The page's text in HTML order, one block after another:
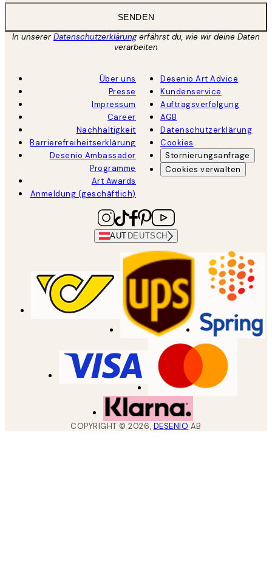
SENDEN
In unsererDatenschutzerklärungerfährst du, wie wir deine Daten
verarbeiten
Über uns
Presse
Impressum
Career
Nachhaltigkeit
Barrierefreiheitserklärung
Desenio Ambassador
Programme
Art Awards
Anmeldung (geschäftlich)
Desenio Art Advice
Kundenservice
Auftragsverfolgung
AGB
Datenschutzerklärung
Cookies
Stornierungsanfrage
Cookies verwalten
AUT DEUTSCH
COPYRIGHT ©2026, DESENIO AB